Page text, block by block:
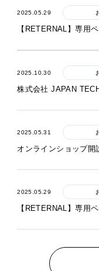
2025.05.29
【RETERNAL】専用
2025.10.30
株式会社 JAPAN
2025.05.31
オンラインショップ開
2025.05.29
【RETERNAL】専用